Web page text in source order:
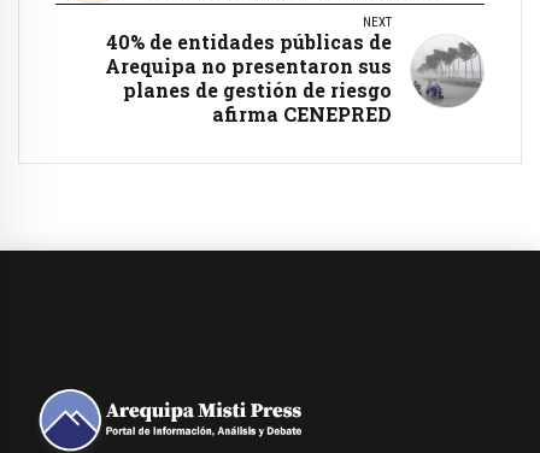
NEXT
40% de entidades públicas de
Arequipa no presentaron sus
planes de gestión de riesgo
afirma CENEPRED